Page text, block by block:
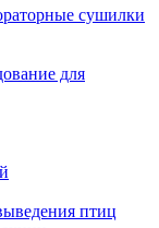
сушилки
для
птиц